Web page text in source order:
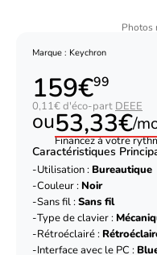
Photos
Marque : Keychron
159€99
0,11€ d'éco-part DEEE
ou53,33€/
Financez à votre
Caractéristiques
Utilisation : Bureautique
Couleur : Noir
Sans fil :Sans fil
Type de clavier :
Rétroéclairé :
Interface avec le PC :